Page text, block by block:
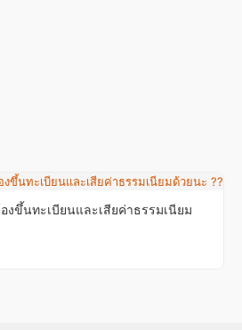
งขึ้นทะเบียนและเสียค่าธรรมเนียม